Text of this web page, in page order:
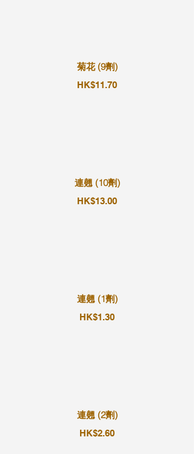
菊花 (9劑)
HK$11.70
連翹 (10劑)
HK$13.00
連翹 (1劑)
HK$1.30
連翹 (2劑)
HK$2.60